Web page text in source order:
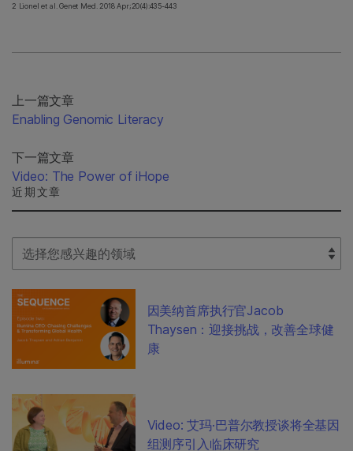
2 Lionel et al. Genet Med. 2018 Apr;20(4):435-443
上一篇文章
Enabling Genomic Literacy
下一篇文章
Video: The Power of iHope
近期文章
Select Filter
因美纳首席执行官Jacob
Thaysen：迎接挑战，改善全球健
康
Video: 艾玛·巴普尔教授谈将全基因
组测序引入临床研究